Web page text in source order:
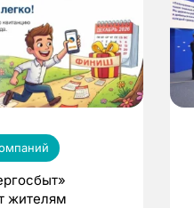
жителям